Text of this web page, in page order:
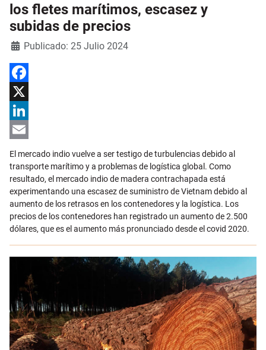
los fletes marítimos, escasez y
subidas de precios
Detalles
Publicado: 25 Julio 2024
Facebook
X
LinkedIn
Email
El mercado indio vuelve a ser testigo de turbulencias debido al
transporte marítimo y a problemas de logística global. Como
resultado, el mercado indio de madera contrachapada está
experimentando una escasez de suministro de Vietnam debido al
aumento de los retrasos en los contenedores y la logística. Los
precios de los contenedores han registrado un aumento de 2.500
dólares, que es el aumento más pronunciado desde el covid 2020.